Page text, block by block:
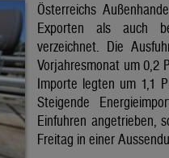
Österreichs
Exporten als auch
verzeichnet. Die
Vorjahresmonat um 0,2
Importe legten um 1,1
Steigende
Einfuhren angetrieben,
Freitag in einer